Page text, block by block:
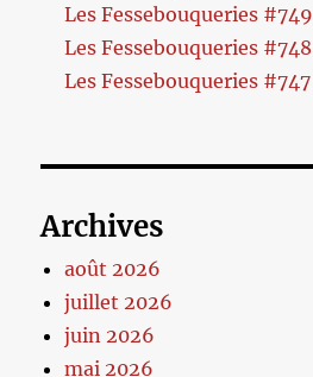
Les Fessebouqueries #749
Les Fessebouqueries #748
Les Fessebouqueries #747
Archives
août 2026
juillet 2026
juin 2026
mai 2026